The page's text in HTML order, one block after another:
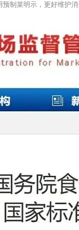
制菜明示，更好维护